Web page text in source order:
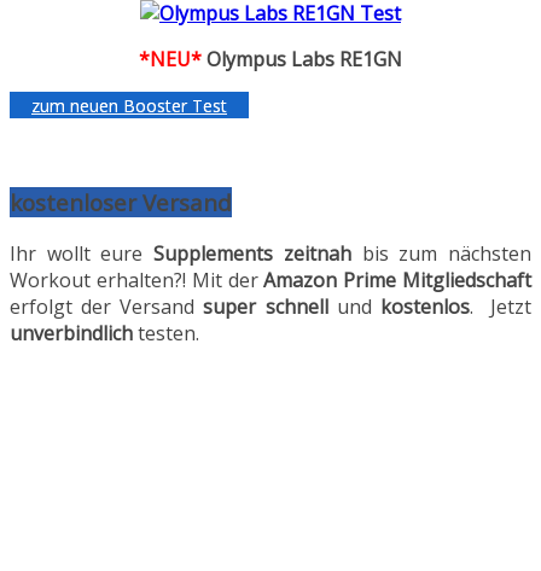
*NEU*Olympus Labs RE1GN
zum neuen Booster Test
kostenloser Versand
Ihr wollt eureSupplements zeitnah bis zum nächsten
Workout erhalten?! Mit derAmazon Prime Mitgliedschaft
erfolgt der Versandsuper schnellund kostenlos. Jetzt
unverbindlichtesten.